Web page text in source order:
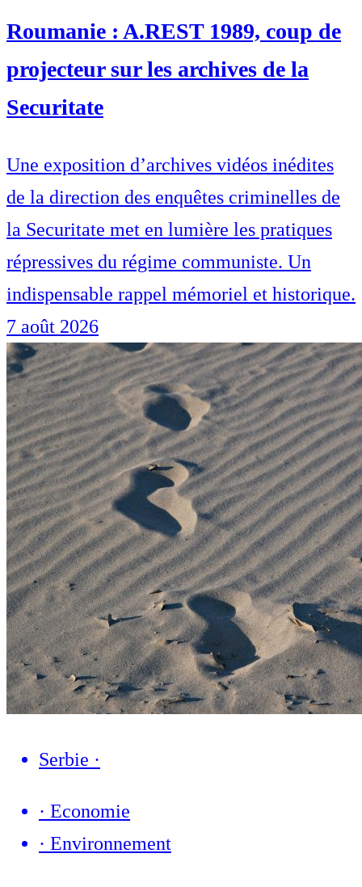
Roumanie : A.REST 1989, coup de
projecteur sur les archives de la
Securitate
Une exposition d’archives vidéos inédites
de la direction des enquêtes criminelles de
la Securitate met en lumière les pratiques
répressives du régime communiste. Un
indispensable rappel mémoriel et historique.
7 août 2026
Serbie ·
· Economie
· Environnement